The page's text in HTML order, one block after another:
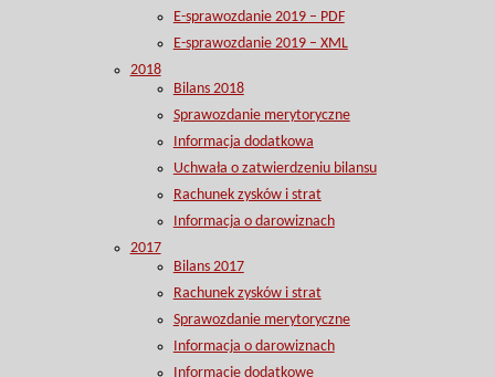
E-sprawozdanie 2019 – PDF
E-sprawozdanie 2019 – XML
2018
Bilans 2018
Sprawozdanie merytoryczne
Informacja dodatkowa
Uchwała o zatwierdzeniu bilansu
Rachunek zysków i strat
Informacja o darowiznach
2017
Bilans 2017
Rachunek zysków i strat
Sprawozdanie merytoryczne
Informacja o darowiznach
Informacje dodatkowe